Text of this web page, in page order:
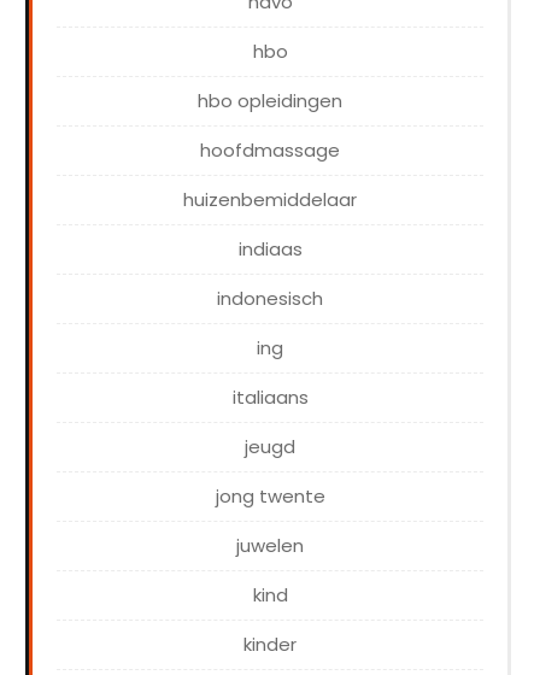
hbo
hbo opleidingen
hoofdmassage
huizenbemiddelaar
indiaas
indonesisch
ing
italiaans
jeugd
jong twente
juwelen
kind
kinder